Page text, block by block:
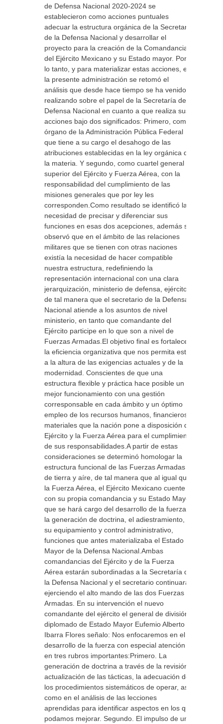
de Defensa Nacional 2020-2024 se
establecieron como acciones puntuales
adecuar la estructura orgánica de la Secretaría
de la Defensa Nacional y desarrollar el
proyecto para la creación de la Comandancia
del Ejército Mexicano y su Estado mayor. Por
lo tanto, y para materializar estas acciones, en
la presente administración se retomó el
análisis que desde hace tiempo se ha venido
realizando sobre el papel de la Secretaría de la
Defensa Nacional en cuanto a que realiza sus
acciones bajo dos significados: Primero, como
órgano de la Administración Pública Federal
que tiene a su cargo el desahogo de las
atribuciones establecidas en la ley orgánica de
la materia. Y segundo, como cuartel general
superior del Ejército y Fuerza Aérea, con la
responsabilidad del cumplimiento de las
misiones generales que por ley les
corresponden.Como resultado se identificó la
necesidad de precisar y diferenciar sus
funciones en esas dos acepciones, además se
observó que en el ámbito de las relaciones
militares que se tienen con otras naciones
existía la necesidad de hacer compatible
nuestra estructura, redefiniendo la
representación internacional con una clara
jerarquización, ministerio de defensa, ejército,
de tal manera que el secretario de la Defensa
Nacional atiende a los asuntos de nivel
ministerio, en tanto que comandante del
Ejército participe en lo que son a nivel de
Fuerzas Armadas.El objetivo final es fortalecer
la eficiencia organizativa que nos permita estar
a la altura de las exigencias actuales y de la
modernidad. Conscientes de que una
estructura flexible y práctica hace posible un
mejor funcionamiento con una gestión
corresponsable en cada ámbito y un óptimo
empleo de los recursos humanos, financieros y
materiales que la nación pone a disposición del
Ejército y la Fuerza Aérea para el cumplimiento
de sus responsabilidades.A partir de estas
consideraciones se determinó homologar la
estructura funcional de las Fuerzas Armadas
de tierra y aíre, de tal manera que al igual que
la Fuerza Aérea, el Ejército Mexicano cuente
con su propia comandancia y su Estado Mayor,
que se hará cargo del desarrollo de la fuerza,
la generación de doctrina, el adiestramiento,
su equipamiento y control administrativo,
funciones que antes materializaba el Estado
Mayor de la Defensa Nacional.Ambas
comandancias del Ejército y de la Fuerza
Aérea estarán subordinadas a la Secretaría de
la Defensa Nacional y el secretario continuará
ejerciendo el alto mando de las dos Fuerzas
Armadas. En su intervención el nuevo
comandante del ejército el general de división
diplomado de Estado Mayor Eufemio Alberto
Ibarra Flores señalo: Nos enfocaremos en el
desarrollo de la fuerza con especial atención
en tres rubros importantes:Primero. La
generación de doctrina a través de la revisión y
actualización de las tácticas, la adecuación de
los procedimientos sistemáticos de operar, así
como en el análisis de las lecciones
aprendidas para identificar aspectos en los que
podamos mejorar. Segundo. El impulso de un